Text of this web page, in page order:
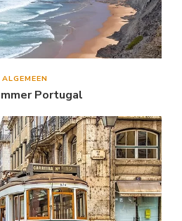
ALGEMEEN
Portugal